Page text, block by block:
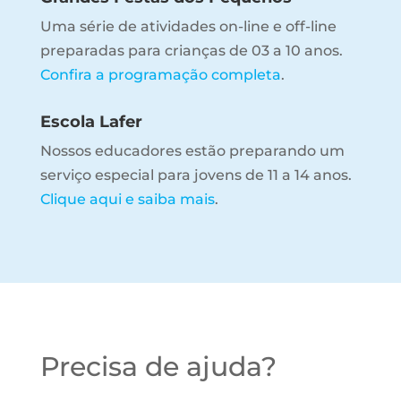
Uma série de atividades on-line e off-line
preparadas para crianças de 03 a 10 anos.
Confira a programação completa.
Escola Lafer
Nossos educadores estão preparando um
serviço especial para jovens de 11 a 14 anos.
Clique aqui e saiba mais.
Precisa de ajuda?